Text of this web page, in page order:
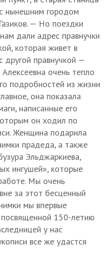
нынешним городом
— Но поездки
дали адрес правнучки
которая живет в
другой правнучкой —
очень тепло
подробностей из жизни
она показала
написанные его
он ходил по
Женщина подарила
прадеда, а также
Эльджаркиева,
ингушей», которые
Мы очень
за этот бесценный
мы впервые
150-летию
у нас
все же удастся